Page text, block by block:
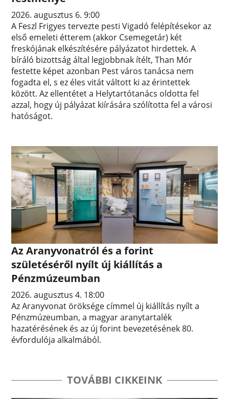
2026. augusztus 6. 9:00
A Feszl Frigyes tervezte pesti Vigadó felépítésekor az
első emeleti étterem (akkor Csemegetár) két
freskójának elkészítésére pályázatot hirdettek. A
bíráló bizottság által legjobbnak ítélt, Than Mór
festette képet azonban Pest város tanácsa nem
fogadta el, s ez éles vitát váltott ki az érintettek
között. Az ellentétet a Helytartótanács oldotta fel
azzal, hogy új pályázat kiírására szólította fel a városi
hatóságot.
Az Aranyvonatról és a forint
születéséről nyílt új kiállítás a
Pénzmúzeumban
2026. augusztus 4. 18:00
Az Aranyvonat öröksége címmel új kiállítás nyílt a
Pénzmúzeumban, a magyar aranytartalék
hazatérésének és az új forint bevezetésének 80.
évfordulója alkalmából.
TOVÁBBI CIKKEINK